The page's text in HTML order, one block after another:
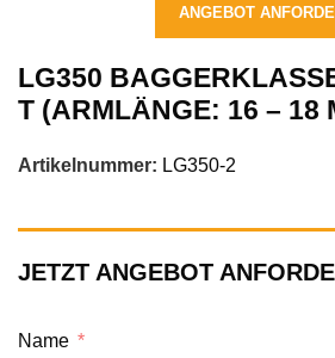
ANGEBOT
LG350
T (ARMLÄNGE: 16 – 18
Artikelnummer: LG350-2
JETZT ANGEBOT
Name